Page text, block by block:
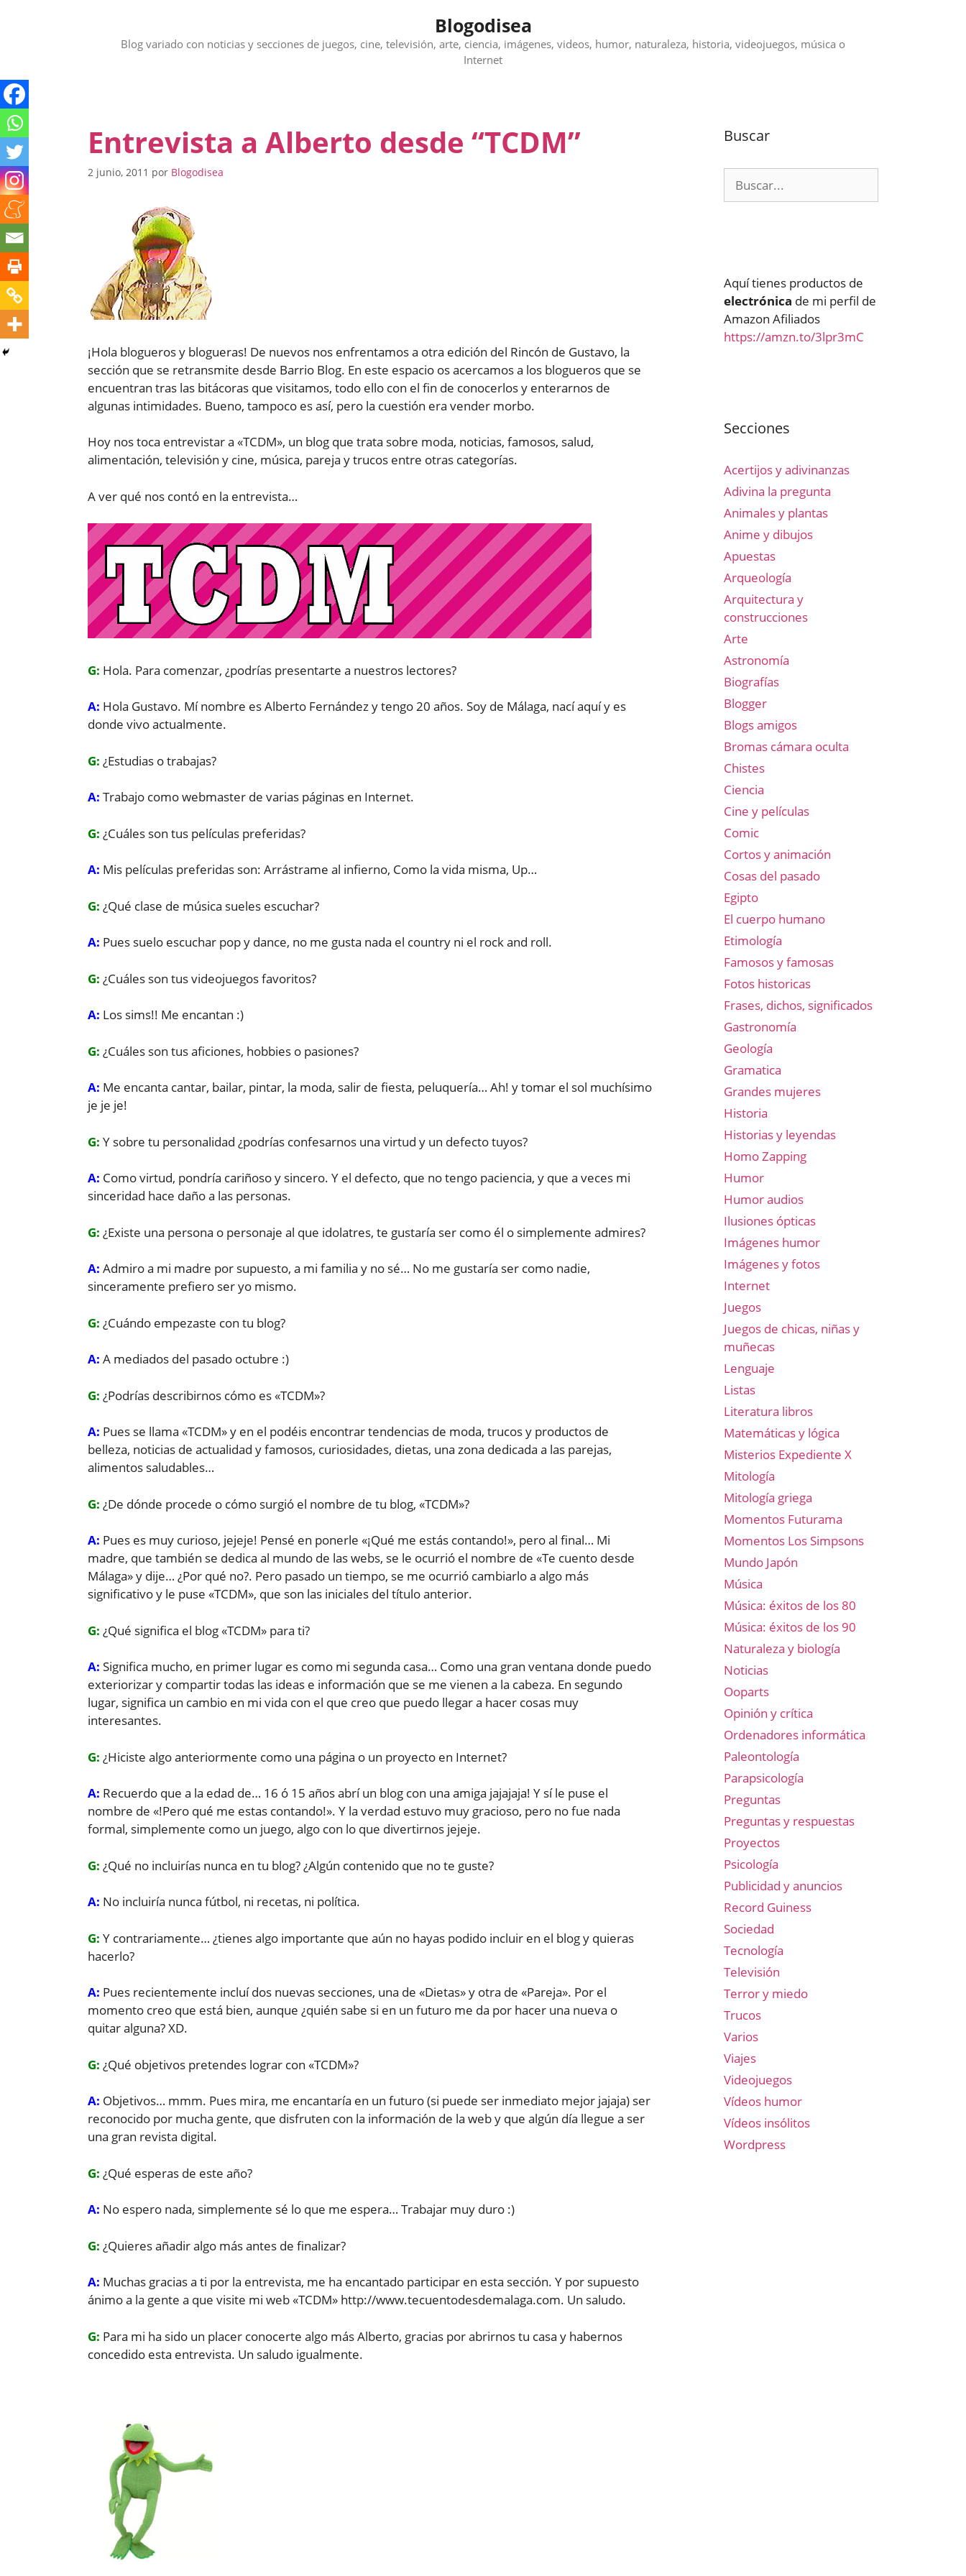
Blogodisea
Blog variado con noticias y secciones de juegos, cine, televisión, arte, ciencia, imágenes, videos, humor, naturaleza, historia, videojuegos, música o
Internet
Entrevista a Alberto desde “TCDM”
2 junio, 2011 por Blogodisea
¡Hola blogueros y blogueras! De nuevos nos enfrentamos a otra edición del Rincón de Gustavo, la
sección que se retransmite desde Barrio Blog. En este espacio os acercamos a los blogueros que se
encuentran tras las bitácoras que visitamos, todo ello con el fin de conocerlos y enterarnos de
algunas intimidades. Bueno, tampoco es así, pero la cuestión era vender morbo.
Hoy nos toca entrevistar a «TCDM», un blog que trata sobre moda, noticias, famosos, salud,
alimentación, televisión y cine, música, pareja y trucos entre otras categorías.
A ver qué nos contó en la entrevista…
G: Hola. Para comenzar, ¿podrías presentarte a nuestros lectores?
A: Hola Gustavo. Mí nombre es Alberto Fernández y tengo 20 años. Soy de Málaga, nací aquí y es
donde vivo actualmente.
G: ¿Estudias o trabajas?
A: Trabajo como webmaster de varias páginas en Internet.
G: ¿Cuáles son tus películas preferidas?
A: Mis películas preferidas son: Arrástrame al infierno, Como la vida misma, Up…
G: ¿Qué clase de música sueles escuchar?
A: Pues suelo escuchar pop y dance, no me gusta nada el country ni el rock and roll.
G: ¿Cuáles son tus videojuegos favoritos?
A: Los sims!! Me encantan :)
G: ¿Cuáles son tus aficiones, hobbies o pasiones?
A: Me encanta cantar, bailar, pintar, la moda, salir de fiesta, peluquería… Ah! y tomar el sol muchísimo
je je je!
G: Y sobre tu personalidad ¿podrías confesarnos una virtud y un defecto tuyos?
A: Como virtud, pondría cariñoso y sincero. Y el defecto, que no tengo paciencia, y que a veces mi
sinceridad hace daño a las personas.
G: ¿Existe una persona o personaje al que idolatres, te gustaría ser como él o simplemente admires?
A: Admiro a mi madre por supuesto, a mi familia y no sé… No me gustaría ser como nadie,
sinceramente prefiero ser yo mismo.
G: ¿Cuándo empezaste con tu blog?
A: A mediados del pasado octubre :)
G: ¿Podrías describirnos cómo es «TCDM»?
A: Pues se llama «TCDM» y en el podéis encontrar tendencias de moda, trucos y productos de
belleza, noticias de actualidad y famosos, curiosidades, dietas, una zona dedicada a las parejas,
alimentos saludables…
G: ¿De dónde procede o cómo surgió el nombre de tu blog, «TCDM»?
A: Pues es muy curioso, jejeje! Pensé en ponerle «¡Qué me estás contando!», pero al final… Mi
madre, que también se dedica al mundo de las webs, se le ocurrió el nombre de «Te cuento desde
Málaga» y dije… ¿Por qué no?. Pero pasado un tiempo, se me ocurrió cambiarlo a algo más
significativo y le puse «TCDM», que son las iniciales del título anterior.
G: ¿Qué significa el blog «TCDM» para ti?
A: Significa mucho, en primer lugar es como mi segunda casa… Como una gran ventana donde puedo
exteriorizar y compartir todas las ideas e información que se me vienen a la cabeza. En segundo
lugar, significa un cambio en mi vida con el que creo que puedo llegar a hacer cosas muy
interesantes.
G: ¿Hiciste algo anteriormente como una página o un proyecto en Internet?
A: Recuerdo que a la edad de… 16 ó 15 años abrí un blog con una amiga jajajaja! Y sí le puse el
nombre de «!Pero qué me estas contando!». Y la verdad estuvo muy gracioso, pero no fue nada
formal, simplemente como un juego, algo con lo que divertirnos jejeje.
G: ¿Qué no incluirías nunca en tu blog? ¿Algún contenido que no te guste?
A: No incluiría nunca fútbol, ni recetas, ni política.
G: Y contrariamente… ¿tienes algo importante que aún no hayas podido incluir en el blog y quieras
hacerlo?
A: Pues recientemente incluí dos nuevas secciones, una de «Dietas» y otra de «Pareja». Por el
momento creo que está bien, aunque ¿quién sabe si en un futuro me da por hacer una nueva o
quitar alguna? XD.
G: ¿Qué objetivos pretendes lograr con «TCDM»?
A: Objetivos… mmm. Pues mira, me encantaría en un futuro (si puede ser inmediato mejor jajaja) ser
reconocido por mucha gente, que disfruten con la información de la web y que algún día llegue a ser
una gran revista digital.
G: ¿Qué esperas de este año?
A: No espero nada, simplemente sé lo que me espera… Trabajar muy duro :)
G: ¿Quieres añadir algo más antes de finalizar?
A: Muchas gracias a ti por la entrevista, me ha encantado participar en esta sección. Y por supuesto
ánimo a la gente a que visite mi web «TCDM» http://www.tecuentodesdemalaga.com. Un saludo.
G: Para mi ha sido un placer conocerte algo más Alberto, gracias por abrirnos tu casa y habernos
concedido esta entrevista. Un saludo igualmente.
Buscar
Aquí tienes productos de
electrónica de mi perfil de
Amazon Afiliados
https://amzn.to/3lpr3mC
Secciones
Acertijos y adivinanzas
Adivina la pregunta
Animales y plantas
Anime y dibujos
Apuestas
Arqueología
Arquitectura y
construcciones
Arte
Astronomía
Biografías
Blogger
Blogs amigos
Bromas cámara oculta
Chistes
Ciencia
Cine y películas
Comic
Cortos y animación
Cosas del pasado
Egipto
El cuerpo humano
Etimología
Famosos y famosas
Fotos historicas
Frases, dichos, significados
Gastronomía
Geología
Gramatica
Grandes mujeres
Historia
Historias y leyendas
Homo Zapping
Humor
Humor audios
Ilusiones ópticas
Imágenes humor
Imágenes y fotos
Internet
Juegos
Juegos de chicas, niñas y
muñecas
Lenguaje
Listas
Literatura libros
Matemáticas y lógica
Misterios Expediente X
Mitología
Mitología griega
Momentos Futurama
Momentos Los Simpsons
Mundo Japón
Música
Música: éxitos de los 80
Música: éxitos de los 90
Naturaleza y biología
Noticias
Ooparts
Opinión y crítica
Ordenadores informática
Paleontología
Parapsicología
Preguntas
Preguntas y respuestas
Proyectos
Psicología
Publicidad y anuncios
Record Guiness
Sociedad
Tecnología
Televisión
Terror y miedo
Trucos
Varios
Viajes
Videojuegos
Vídeos humor
Vídeos insólitos
Wordpress